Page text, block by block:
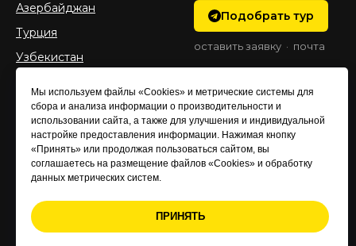
Мы используем файлы «Cookies» и метрические системы для
сбора и анализа информации о производительности и
использовании сайта, а также для улучшения и индивидуальной
настройке предоставления информации. Нажимая кнопку
«Принять» или продолжая пользоваться сайтом, вы
соглашаетесь на размещение файлов «Cookies» и обработку
данных метрических систем.
ПРИНЯТЬ
Азербайджан
Турция
Узбекистан
Эвереста
Непал: Кольцо
Аннапурны
Подобрать тур
оставить заявку · почта
© 2025 SARYKYZ
ИП Булина Лариса Борисовна
Политика